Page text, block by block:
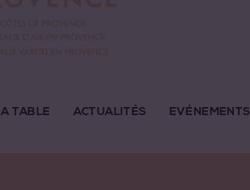
A TABLE ACTUALITÉS EVÉNEMENTS